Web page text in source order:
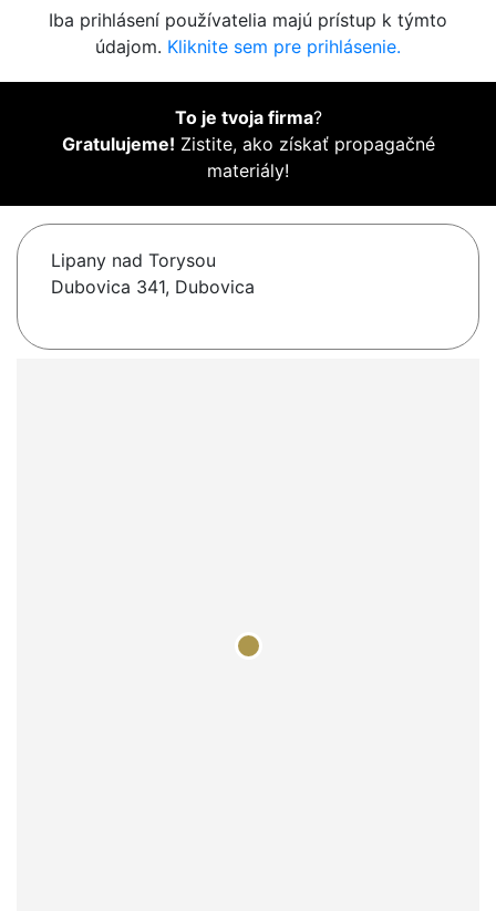
Iba prihlásení používatelia majú prístup k týmto
údajom. Kliknite sem pre prihlásenie.
To je tvoja firma?
Gratulujeme! Zistite, ako získať propagačné
materiály!
Lipany nad Torysou
Dubovica 341, Dubovica